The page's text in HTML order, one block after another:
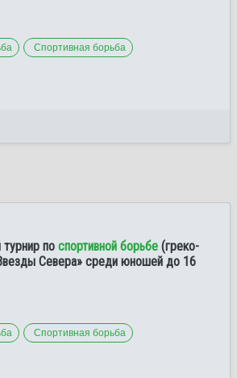
Спортивная борьба
по спортивной борьбе (греко-
Севера» среди юношей до 16
Спортивная борьба